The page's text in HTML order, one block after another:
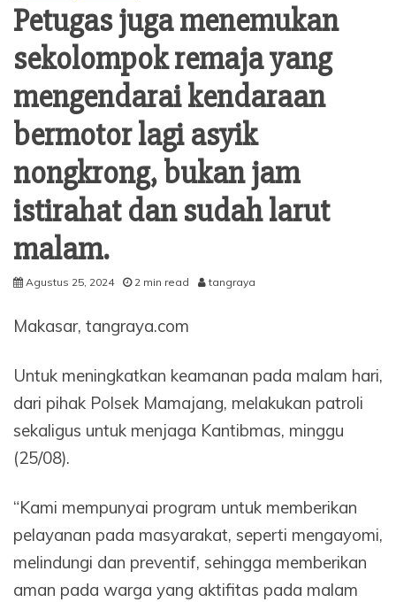
Petugas juga menemukan
sekolompok remaja yang
mengendarai kendaraan
bermotor lagi asyik
nongkrong, bukan jam
istirahat dan sudah larut
malam.
Agustus 25, 2024 2 min read tangraya
Makasar, tangraya.com
Untuk meningkatkan keamanan pada malam hari,
dari pihak Polsek Mamajang, melakukan patroli
sekaligus untuk menjaga Kantibmas, minggu
(25/08).
“Kami mempunyai program untuk memberikan
pelayanan pada masyarakat, seperti mengayomi,
melindungi dan preventif, sehingga memberikan
aman pada warga yang aktifitas pada malam